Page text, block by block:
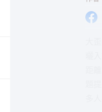
大
曬
距